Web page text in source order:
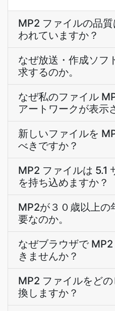
MP2 ファイルの品
われていますか？
なぜ放送・作成ソフ
求するのか。
なぜ私のファイル
アートワークが表示
新しいファイルを
べきですか？
MP2 ファイルは 5.1
を持ち込めますか？
MP2が３０歳以上の
要なのか。
なぜブラウザで
きませんか？
MP2 ファイルをど
換しますか？